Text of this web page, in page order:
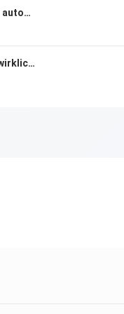
Dokumentation mit KI-Personas automatisch prüfen - Ingo Eichhorst
Architekturdokumentation, die wirklich Wirkung entfaltet - Ralf Enderle